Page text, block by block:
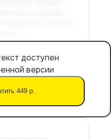
доступен
версии
449 р.